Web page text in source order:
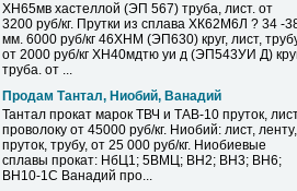
ХН65мв хастеллой (ЭП 567) труба, лист. от
3200 руб/кг. Прутки из сплава ХК62М6Л ? 34 -
мм. 6000 руб/кг 46ХНМ (ЭП630) круг, лист,
от 2000 руб/кг ХН40мдтю уи д (ЭП543УИ Д)
труба. от ...
Продам Тантал, Ниобий, Ванадий
Тантал прокат марок ТВЧ и ТАВ-10 пруток,
проволоку от 45000 руб/кг. Ниобий: лист, ленту,
пруток, трубу, от 25 000 руб/кг. Ниобиевые
сплавы прокат: НбЦ1; 5ВМЦ; ВН2; ВН3; ВН6;
ВН10-1С Ванадий про...